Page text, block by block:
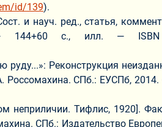
id/139).
и науч. ред., статья,
— 144+60 с., илл. — ISBN
Реконструкция
Россомахина. СПб.: ЕУСПб,
неприличии. Тифлис, 1920].
СПб.: Издательство